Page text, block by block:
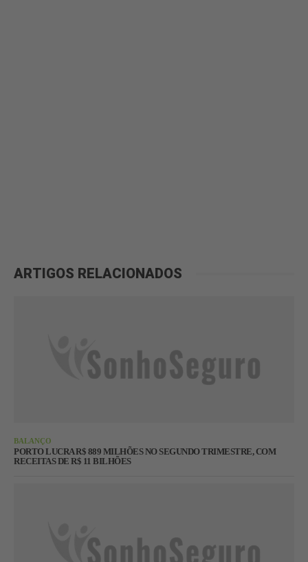
ARTIGOS RELACIONADOS
BALANÇO
PORTO LUCRA R$ 889 MILHÕES NO SEGUNDO TRIMESTRE, COM
RECEITAS DE R$ 11 BILHÕES